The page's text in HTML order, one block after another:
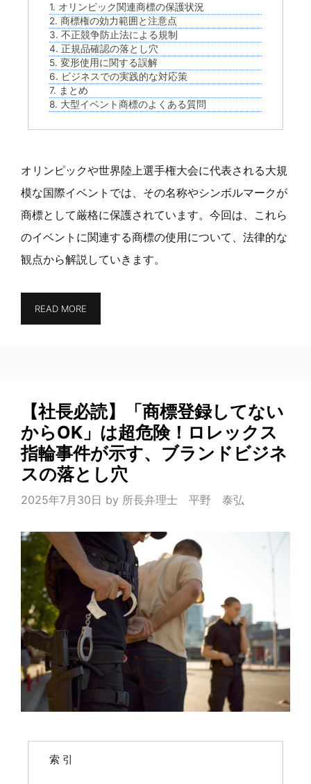
1. オリンピック関連商標の保護状況
2. 商標権の効力範囲と注意点
3. 不正競争防止法による規制
4. 正規品確認の落とし穴
5. 変形使用に関する誤解
6. ビジネスでの実践的な対応策
7. まとめ
8. 大型イベント商標のよくある質問
オリンピックや世界陸上選手権大会に代表される大規
模な国際イベントでは、その名称やシンボルマークが
商標として厳格に保護されています。今回は、これら
のイベントに関連する商標の使用について、法律的な
観点から解説していきます。
READ MORE
【社長必読】「商標登録してない
からOK」は超危険！ロレックス
指輪事件が示す、ブランドビジネ
スの落とし穴
2025年7月30日 by 所長弁理士 平野 泰弘
索 引